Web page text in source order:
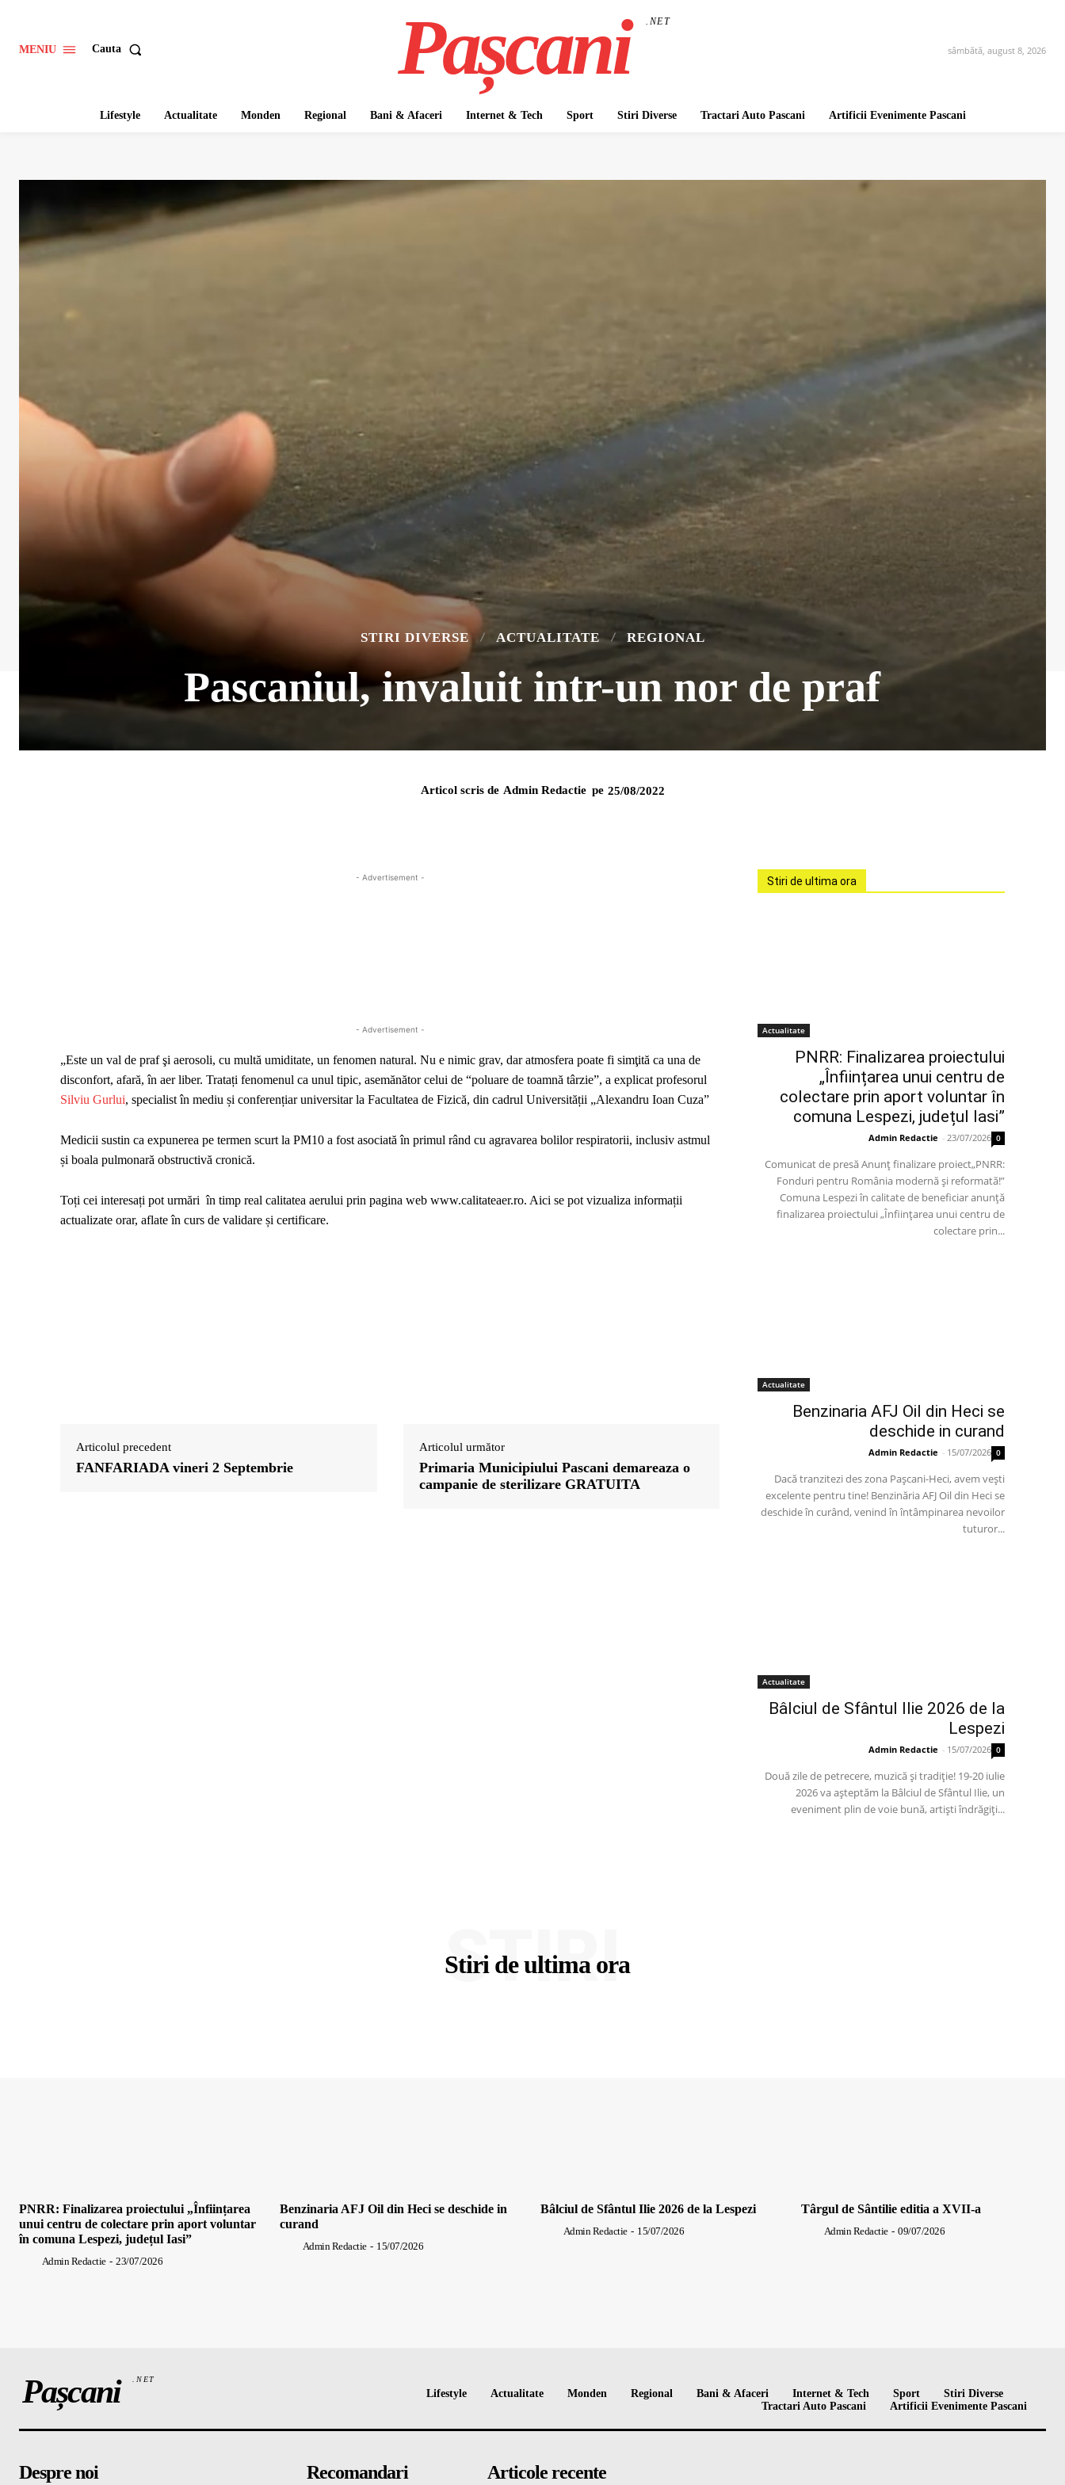
MENIU Cauta Pașcani .NET
sâmbătă, august 8, 2026
Lifestyle Actualitate Monden Regional Bani & Afaceri Internet & Tech Sport Stiri Diverse Tractari Auto Pascani Artificii Evenimente Pascani
STIRI DIVERSE ACTUALITATE REGIONAL
Pascaniul, invaluit intr-un nor de praf
Articol scris de Admin Redactie pe 25/08/2022
- Advertisement -
- Advertisement -
„Este un val de praf şi aerosoli, cu multă umiditate, un fenomen natural. Nu e nimic grav, dar atmosfera poate fi simţită ca una de
disconfort, afară, în aer liber. Tratați fenomenul ca unul tipic, asemănător celui de “poluare de toamnă târzie”, a explicat profesorul
Silviu Gurlui, specialist în mediu și conferențiar universitar la Facultatea de Fizică, din cadrul Universității „Alexandru Ioan Cuza”
Medicii sustin ca expunerea pe termen scurt la PM10 a fost asociată în primul rând cu agravarea bolilor respiratorii, inclusiv astmul
și boala pulmonară obstructivă cronică.
Toți cei interesați pot urmări în timp real calitatea aerului prin pagina web www.calitateaer.ro. Aici se pot vizualiza informații
actualizate orar, aflate în curs de validare și certificare.
Articolul precedent
FANFARIADA vineri 2 Septembrie
Articolul următor
Primaria Municipiului Pascani demareaza o
campanie de sterilizare GRATUITA
Stiri de ultima ora
Actualitate
PNRR: Finalizarea proiectului
„Înființarea unui centru de
colectare prin aport voluntar în
comuna Lespezi, județul Iasi”
Admin Redactie - 23/07/2026 0
Comunicat de presă Anunț finalizare proiect„PNRR:
Fonduri pentru România modernă și reformată!”
Comuna Lespezi în calitate de beneficiar anunță
finalizarea proiectului „Înființarea unui centru de
colectare prin...
Actualitate
Benzinaria AFJ Oil din Heci se
deschide in curand
Admin Redactie - 15/07/2026 0
Dacă tranzitezi des zona Pașcani-Heci, avem vești
excelente pentru tine! Benzinăria AFJ Oil din Heci se
deschide în curând, venind în întâmpinarea nevoilor
tuturor...
Actualitate
Bâlciul de Sfântul Ilie 2026 de la
Lespezi
Admin Redactie - 15/07/2026 0
Două zile de petrecere, muzică și tradiție! 19-20 iulie
2026 va așteptăm la Bâlciul de Sfântul Ilie, un
eveniment plin de voie bună, artiști îndrăgiți...
Stiri de ultima ora
STIRI
PNRR: Finalizarea proiectului „Înființarea
unui centru de colectare prin aport voluntar
în comuna Lespezi, județul Iasi”
Admin Redactie - 23/07/2026
Benzinaria AFJ Oil din Heci se deschide in
curand
Admin Redactie - 15/07/2026
Bâlciul de Sfântul Ilie 2026 de la Lespezi
Admin Redactie - 15/07/2026
Târgul de Sântilie editia a XVII-a
Admin Redactie - 09/07/2026
Pașcani .NET
Lifestyle Actualitate Monden Regional Bani & Afaceri Internet & Tech Sport
Stiri Diverse
Tractari Auto Pascani
Artificii Evenimente Pascani
Despre noi Recomandari Articole recente